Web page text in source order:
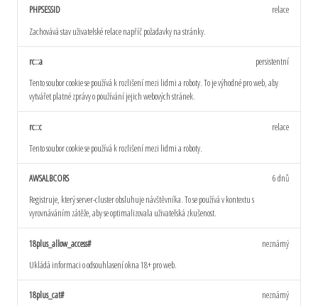
PHPSESSID
Zachovává stav uživatelské relace napříč požadavky na stránky.
relace
rc::a
Tento soubor cookie se používá k rozlišení mezi lidmi a roboty. To je výhodné pro web, aby
vytvářet platné zprávy o používání jejich webových stránek.
persistentní
rc::c
Tento soubor cookie se používá k rozlišení mezi lidmi a roboty.
relace
AWSALBCORS
Registruje, který server-cluster obsluhuje návštěvníka. To se používá v kontextu s
vyrovnáváním zátěže, aby se optimalizovala uživatelská zkušenost.
6 dnů
18plus_allow_access#
Ukládá informaci o odsouhlasení okna 18+ pro web.
neznámý
18plus_cat#
neznámý